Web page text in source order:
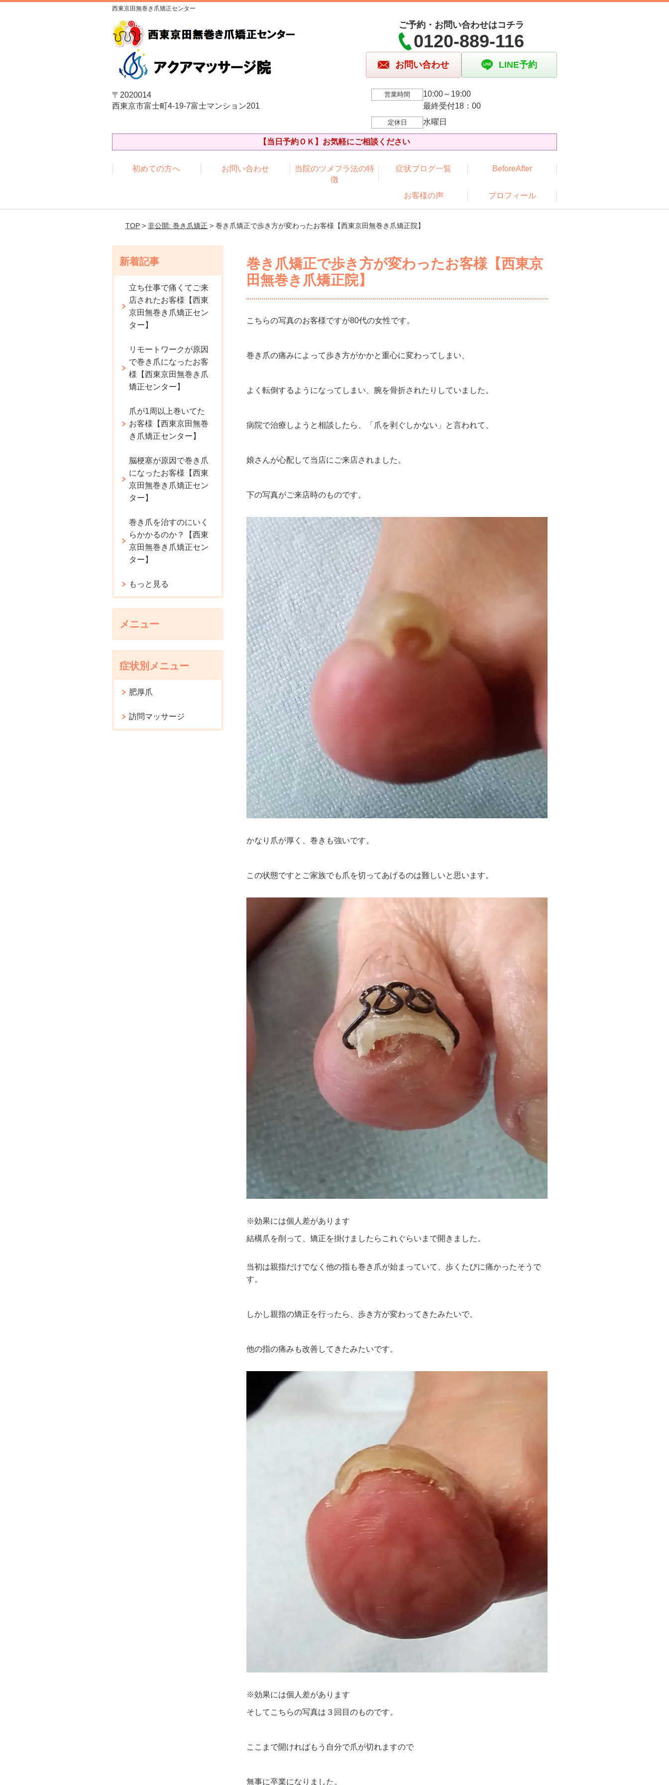
西東京田無巻き爪矯正センター
〒2020014
西東京市富士町4-19-7富士マンション201
ご予約・お問い合わせはコチラ
0120-889-116
お問い合わせ LINE予約
営業時間
10:00～19:00
最終受付18：00
定休日 水曜日
【当日予約ＯＫ】お気軽にご相談ください
初めての方へ お問い合わせ
当院のツメフラ法の特
徴
症状ブログ一覧 BeforeAfter
お客様の声 プロフィール
TOP> 非公開: 巻き爪矯正 > 巻き爪矯正で歩き方が変わったお客様【西東京田無巻き爪矯正院】
巻き爪矯正で歩き方が変わったお客様【西東京
田無巻き爪矯正院】
こちらの写真のお客様ですが80代の女性です。
巻き爪の痛みによって歩き方がかかと重心に変わってしまい、
よく転倒するようになってしまい、腕を骨折されたりしていました。
病院で治療しようと相談したら、「爪を剥ぐしかない」と言われて、
娘さんが心配して当店にご来店されました。
下の写真がご来店時のものです。
かなり爪が厚く、巻きも強いです。
この状態ですとご家族でも爪を切ってあげるのは難しいと思います。
※効果には個人差があります
結構爪を削って、矯正を掛けましたらこれぐらいまで開きました。
当初は親指だけでなく他の指も巻き爪が始まっていて、歩くたびに痛かったそうで
す。
しかし親指の矯正を行ったら、歩き方が変わってきたみたいで、
他の指の痛みも改善してきたみたいです。
※効果には個人差があります
そしてこちらの写真は３回目のものです。
ここまで開ければもう自分で爪が切れますので
無事に卒業になりました。
新着記事
立ち仕事で痛くてご来
店されたお客様【西東
京田無巻き爪矯正セン
ター】
リモートワークが原因
で巻き爪になったお客
様【西東京田無巻き爪
矯正センター】
爪が1周以上巻いてた
お客様【西東京田無巻
き爪矯正センター】
脳梗塞が原因で巻き爪
になったお客様【西東
京田無巻き爪矯正セン
ター】
巻き爪を治すのにいく
らかかるのか？【西東
京田無巻き爪矯正セン
ター】
もっと見る
メニュー
症状別メニュー
肥厚爪
訪問マッサージ